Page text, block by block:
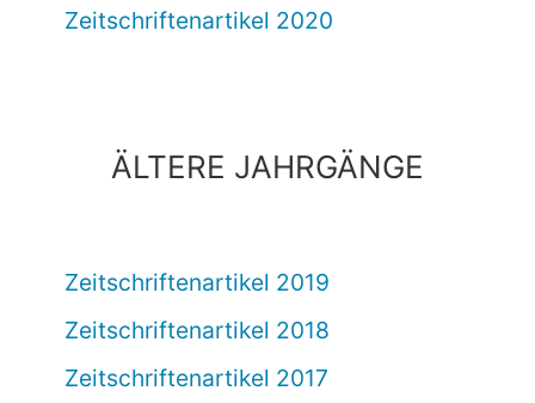
Zeitschriftenartikel 2020
ÄLTERE JAHRGÄNGE
Zeitschriftenartikel 2019
Zeitschriftenartikel 2018
Zeitschriftenartikel 2017